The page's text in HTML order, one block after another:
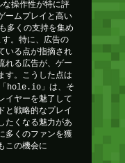
操作性が特に評
ームプレイと高い
多くの支持を集め
。特に、広告の
いる点が指摘され
れる広告が、ゲー
す。こうした点は
hole.io」は、そ
イヤーを魅了して
と戦略的なプレイ
たくなる魅力があ
多くのファンを獲
この機会に